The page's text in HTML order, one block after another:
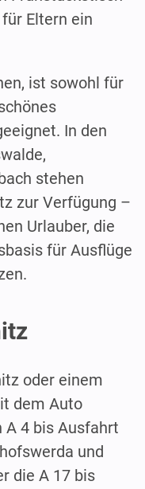
Eltern ein
ist sowohl für
In den
stehen
zur Verfügung –
Urlauber, die
für Ausflüge
oder einem
dem Auto
A 4 bis Ausfahrt
und
die A 17 bis